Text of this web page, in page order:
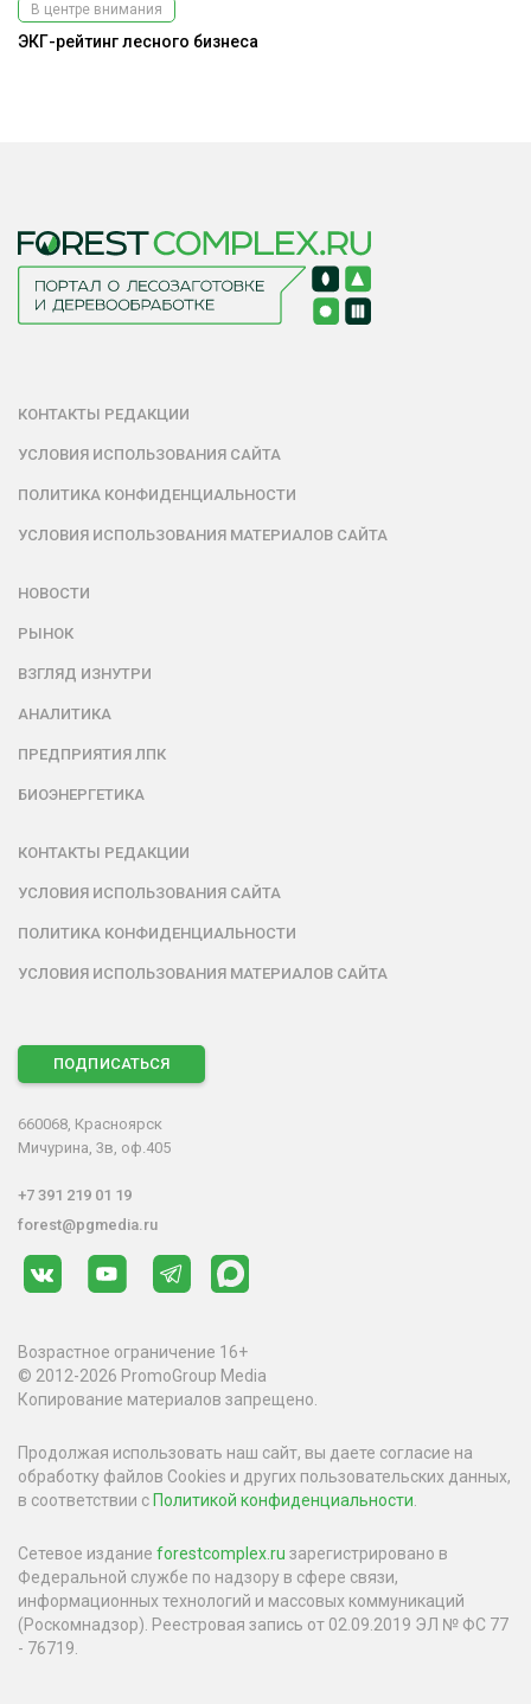
В центре внимания
ЭКГ-рейтинг лесного бизнеса
КОНТАКТЫ РЕДАКЦИИ
УСЛОВИЯ ИСПОЛЬЗОВАНИЯ САЙТА
ПОЛИТИКА КОНФИДЕНЦИАЛЬНОСТИ
УСЛОВИЯ ИСПОЛЬЗОВАНИЯ МАТЕРИАЛОВ САЙТА
НОВОСТИ
РЫНОК
ВЗГЛЯД ИЗНУТРИ
АНАЛИТИКА
ПРЕДПРИЯТИЯ ЛПК
БИОЭНЕРГЕТИКА
КОНТАКТЫ РЕДАКЦИИ
УСЛОВИЯ ИСПОЛЬЗОВАНИЯ САЙТА
ПОЛИТИКА КОНФИДЕНЦИАЛЬНОСТИ
УСЛОВИЯ ИСПОЛЬЗОВАНИЯ МАТЕРИАЛОВ САЙТА
ПОДПИСАТЬСЯ
660068, Красноярск
Мичурина, 3в, оф.405
+7 391 219 01 19
forest@pgmedia.ru
Возрастное ограничение 16+
© 2012-2026 PromoGroup Media
Копирование материалов запрещено.
Продолжая использовать наш сайт, вы даете согласие на
обработку файлов Cookies и других пользовательских данных,
в соответствии с Политикой конфиденциальности.
Сетевое издание forestcomplex.ru зарегистрировано в
Федеральной службе по надзору в сфере связи,
информационных технологий и массовых коммуникаций
(Роскомнадзор). Реестровая запись от 02.09.2019 ЭЛ № ФС 77
- 76719.